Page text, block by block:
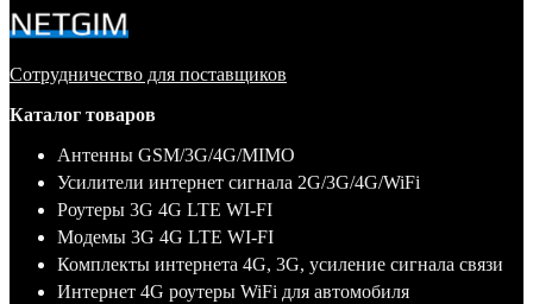
Сотрудничество для поставщиков
Каталог товаров
Антенны GSM/3G/4G/MIMO
Усилители интернет сигнала 2G/3G/4G/WiFi
Роутеры 3G 4G LTE WI-FI
Модемы 3G 4G LTE WI-FI
Комплекты интернета 4G, 3G, усиление сигнала связи
Интернет 4G роутеры WiFi для автомобиля